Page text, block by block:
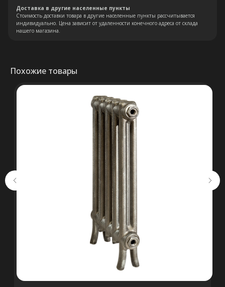
Доставка в другие населенные пункты
Стоимость доставки товара в другие населенные пункты рассчитывается
индивидуально. Цена зависит от удаленности конечного адреса от склада
нашего магазина.
Похожие товары
+375 (29) 652 34 03
ООО «ТермоАльянс», РБ, 220062, г.
Минск пр-т Победителей 131, оф.68 УНП
692071529, р/с BY38 ALFA 3012 2327
5000 2027 0000, в ЗАО «Альфа-Банк»,
код ALFABY2X, 220013 г. Минск, ул.
Сурганова, 43-47